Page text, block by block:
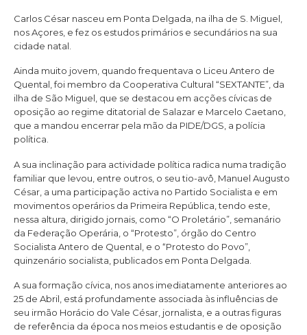
Carlos César nasceu em Ponta Delgada, na ilha de S. Miguel,
nos Açores, e fez os estudos primários e secundários na sua
cidade natal.
Ainda muito jovem, quando frequentava o Liceu Antero de
Quental, foi membro da Cooperativa Cultural “SEXTANTE”, da
ilha de São Miguel, que se destacou em acções cívicas de
oposição ao regime ditatorial de Salazar e Marcelo Caetano,
que a mandou encerrar pela mão da PIDE/DGS, a polícia
política.
A sua inclinação para actividade política radica numa tradição
familiar que levou, entre outros, o seu tio-avô, Manuel Augusto
César, a uma participação activa no Partido Socialista e em
movimentos operários da Primeira República, tendo este,
nessa altura, dirigido jornais, como “O Proletário”, semanário
da Federação Operária, o “Protesto”, órgão do Centro
Socialista Antero de Quental, e o “Protesto do Povo”,
quinzenário socialista, publicados em Ponta Delgada.
A sua formação cívica, nos anos imediatamente anteriores ao
25 de Abril, está profundamente associada às influências de
seu irmão Horácio do Vale César, jornalista, e a outras figuras
de referência da época nos meios estudantis e de oposição